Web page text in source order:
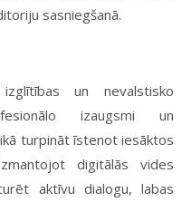
sasniegšanā.
un nevalstisko
izaugsmi un
turpināt īstenot iesāktos
digitālās vides
aktīvu dialogu, labas